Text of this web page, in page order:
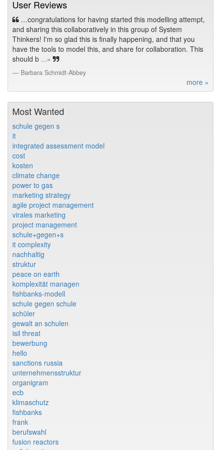
User Reviews
…congratulations for having started this modelling attempt,
and sharing this collaboratively in this group of System
Thinkers! I'm so glad this is finally happening, and that you
have the tools to model this, and share for collaboration. This
should b ...»
Barbara Schmidt-Abbey
more »
Most Wanted
schule gegen s
it
integrated assessment model
cost
kosten
climate change
power to gas
marketing strategy
agile project management
virales marketing
project management
schule+gegen+s
it complexity
nachhaltig
struktur
peace on earth
komplexität managen
fishbanks-modell
schule gegen schule
schüler
gewalt an schulen
isil threat
bewerbung
hello
sanctions russia
unternehmensstruktur
organigram
ecb
klimaschutz
fishbanks
frank
berufswahl
fusion reactors